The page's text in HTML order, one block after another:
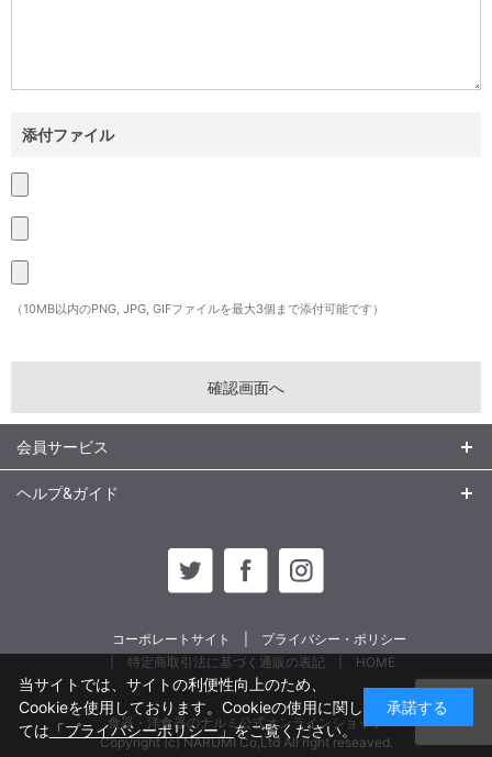
添付ファイル
（10MB以内のPNG, JPG, GIFファイルを最大3個まで添付可能です）
会員サービス
ヘルプ&ガイド
コーポレートサイト
プライバシー・ポリシー
特定商取引法に基づく通販の表記
HOME
食器・洋食器のナルミ公式オンラインショップ
Copyright (c) NARUMI Co,Ltd All right reseaved.
当サイトでは、サイトの利便性向上のため、
Cookieを使用しております。Cookieの使用に関し
ては 「プライバシーポリシー」をご覧ください。
承諾する